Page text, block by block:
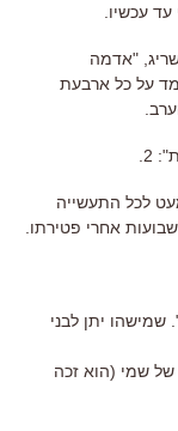
עד עכשיו.
שריג, "אדמה
על כל ארבעת
לכל התעשייה
אחרי פטירתו.
שמישהו יתן לבני
של שמי (הוא זכה